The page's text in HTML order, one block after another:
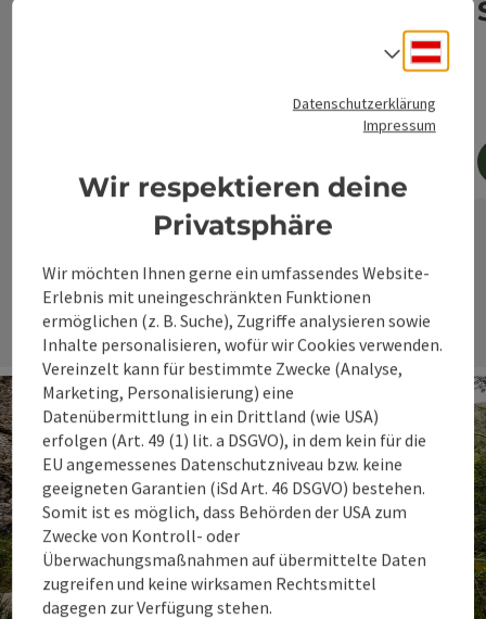
jetzt buchen
Datenschutzerklärung
Impressum
Wir respektieren deine
Privatsphäre
Wir möchten Ihnen gerne ein umfassendes Website-
Erlebnis mit uneingeschränkten Funktionen
ermöglichen (z. B. Suche), Zugriffe analysieren sowie
Inhalte personalisieren, wofür wir Cookies verwenden.
Vereinzelt kann für bestimmte Zwecke (Analyse,
Marketing, Personalisierung) eine
Datenübermittlung in ein Drittland (wie USA)
erfolgen (Art. 49 (1) lit. a DSGVO), in dem kein für die
EU angemessenes Datenschutzniveau bzw. keine
geeigneten Garantien (iSd Art. 46 DSGVO) bestehen.
Somit ist es möglich, dass Behörden der USA zum
Zwecke von Kontroll- oder
Überwachungsmaßnahmen auf übermittelte Daten
zugreifen und keine wirksamen Rechtsmittel
dagegen zur Verfügung stehen.